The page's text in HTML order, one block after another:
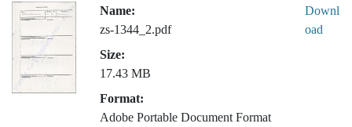
Name:
zs-1344_2.pdf
Size:
17.43 MB
Format:
Adobe Portable Document Format
Downl
oad